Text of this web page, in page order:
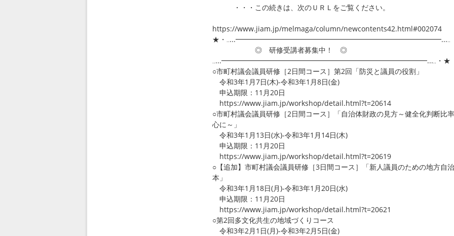
・・・この続きは、次のＵＲＬをご覧ください。
https://www.jiam.jp/melmaga/column/newcontents42.html#002074
★・‥...━━━━━━━━━━━━━━━━━━━━━━━━━━━━━...‥
◎ 研修受講者募集中！ ◎
‥...━━━━━━━━━━━━━━━━━━━━━━━━━━━━━...‥・★
○市町村議会議員研修［2日間コース］第2回「防災と議員の役割」
令和3年1月7日(木)-令和3年1月8日(金)
申込期限：11月20日
https://www.jiam.jp/workshop/detail.html?t=20614
○市町村議会議員研修［2日間コース］「自治体財政の見方～健全化判断比
心に～」
令和3年1月13日(水)-令和3年1月14日(木)
申込期限：11月20日
https://www.jiam.jp/workshop/detail.html?t=20619
○【追加】市町村議会議員研修［3日間コース］「新人議員のための地方自
本」
令和3年1月18日(月)-令和3年1月20日(水)
申込期限：11月20日
https://www.jiam.jp/workshop/detail.html?t=20621
○第2回多文化共生の地域づくりコース
令和3年2月1日(月)-令和3年2月5日(金)